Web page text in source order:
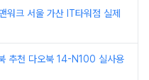
워크 서울 가산 IT타워점 실제
추천 다오북 14-N100 실사용